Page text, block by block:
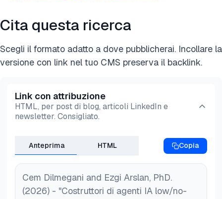
Cita questa ricerca
Scegli il formato adatto a dove pubblicherai. Incollare la
versione con link nel tuo CMS preserva il backlink.
Link con attribuzione
HTML, per post di blog, articoli LinkedIn e
newsletter. Consigliato.
Anteprima HTML Copia
Cem Dilmegani and Ezgi Arslan, PhD.
(2026) - "Costruttori di agenti IA low/no-